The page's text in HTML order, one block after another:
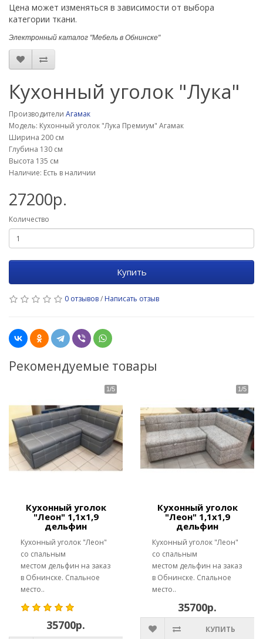
Цена может изменяться в зависимости от выбора
категории ткани.
Электронный каталог "Мебель в Обнинске"
Кухонный уголок "Лука"
Производители Агамак
Модель: Кухонный уголок "Лука Премиум" Агамак
Ширина 200 см
Глубина 130 см
Высота 135 см
Наличие: Есть в наличии
27200р.
Количество
Купить
0 отзывов/ Написать отзыв
Рекомендуемые товары
Кухонный уголок
"Леон" 1,1х1,9
дельфин
Кухонный уголок "Леон"
со спальным
местом дельфин на заказ
в Обнинске. Спальное
место..
35700р.
Кухонный уголок
"Леон" 1,1х1,9
дельфин
Кухонный уголок "Леон"
со спальным
местом дельфин на заказ
в Обнинске. Спальное
место..
35700р.
КУПИТЬ